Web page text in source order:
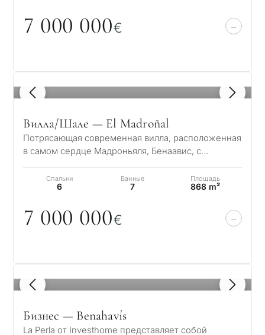
7 000 000€
1 / 8
Вилла/Шале — El Madroñal
Потрясающая современная вилла, расположенная
в самом сердце Мадроньяля, Бенаавис, с
Спальни
6
Ванные
7
Площадь
868 m²
7 000 000€
1 / 8
Бизнес — Benahavís
La Perla от Investhome представляет собой